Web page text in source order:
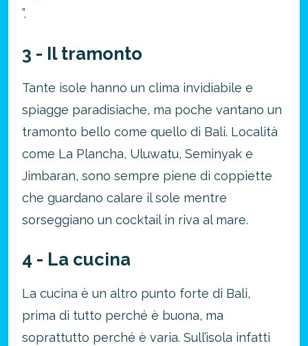
”.
3 - Il tramonto
Tante isole hanno un clima invidiabile e
spiagge paradisiache, ma poche vantano un
tramonto bello come quello di Bali. Località
come La Plancha, Uluwatu, Seminyak e
Jimbaran, sono sempre piene di coppiette
che guardano calare il sole mentre
sorseggiano un cocktail in riva al mare.
4 - La cucina
La cucina è un altro punto forte di Bali,
prima di tutto perché è buona, ma
soprattutto perché è varia. Sull’isola infatti